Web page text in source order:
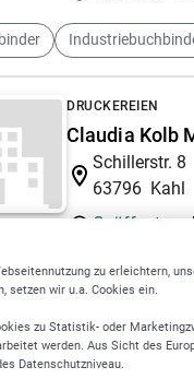
DRUCKEREIEN
Claudia Kolb
Schillerstr. 8
63796 Kahl
Geöffnet•
VERLAGE
Sandweg 94
60316
zu erleichtern,
setzen wir u.a. Cookies ein.
zu Statistik- oder
werden. Aus Sicht des
Datenschutzniveau.